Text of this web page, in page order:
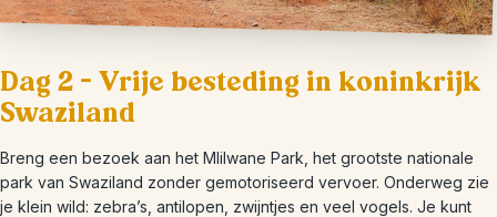
Dag 2 – Vrije besteding in koninkrijk
Swaziland
Breng een bezoek aan het Mlilwane Park, het grootste nationale
park van Swaziland zonder gemotoriseerd vervoer. Onderweg zie
je klein wild: zebra’s, antilopen, zwijntjes en veel vogels. Je kunt